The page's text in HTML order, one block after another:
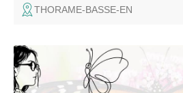
THORAME-BASSE-EN
La Journée Valentine est une
pour les enfants papillon ! Venez